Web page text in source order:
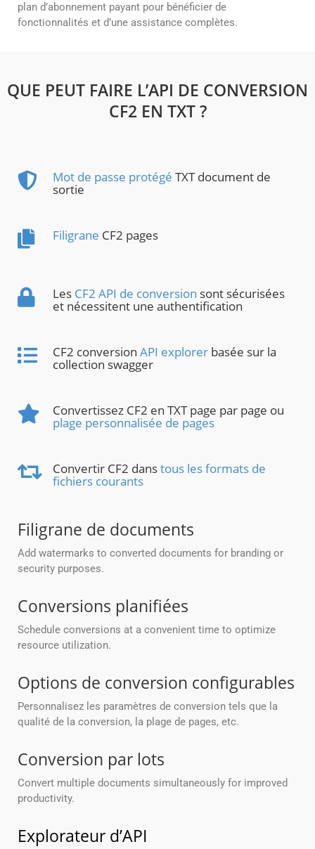
plan d’abonnement payant pour bénéficier de
fonctionnalités et d’une assistance complètes.
QUE PEUT FAIRE L’API DE CONVERSION
CF2 EN TXT ?
Mot de passe protégé TXT document de
sortie
Filigrane CF2 pages
Les CF2 API de conversion sont sécurisées
et nécessitent une authentification
CF2 conversion API explorer basée sur la
collection swagger
Convertissez CF2 en TXT page par page ou
plage personnalisée de pages
Convertir CF2 danstous les formats de
fichiers courants
Filigrane de documents
Add watermarks to converted documents for branding or
security purposes.
Conversions planifiées
Schedule conversions at a convenient time to optimize
resource utilization.
Options de conversion configurables
Personnalisez les paramètres de conversion tels que la
qualité de la conversion, la plage de pages, etc.
Conversion par lots
Convert multiple documents simultaneously for improved
productivity.
Explorateur d’API